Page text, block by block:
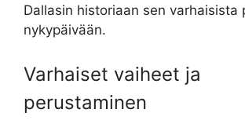
Dallasin historiaan sen varhaisista
nykypäivään.
Varhaiset vaiheet ja
perustaminen